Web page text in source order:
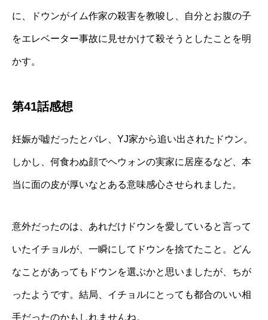
に、ドウンがイム作家の殺害を教唆し、自分とお腹の子
をエレベーター事故に見せかけて殺そうとしたことを明
かす。
第41話感想
妊娠が嘘だったとバレ、YJ家から追い出されたドウン。
しかし、何食わぬ顔でヘウォンの実家に居座るなど、本
当に面の皮が厚いなとある意味感心させられました。
意外だったのは、あれだけドウンを愛していると言って
いたイチョルが、一瞬にしてドウンを捨てたこと。どん
なことがあってもドウンを選ぶかと思いましたが、ちが
ったようです。結局、イチョルにとっても都合のいい相
手だったのかもしれませんね。